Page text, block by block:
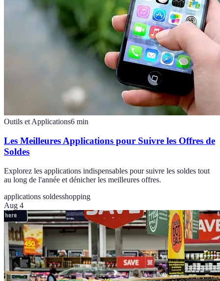
Outils et Applications6 min
Les Meilleures Applications pour Suivre les Offres de
Soldes
Explorez les applications indispensables pour suivre les soldes tout
au long de l'année et dénicher les meilleures offres.
applications soldesshopping
Aug 4